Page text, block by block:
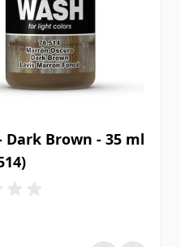
Dark Brown - 35 ml